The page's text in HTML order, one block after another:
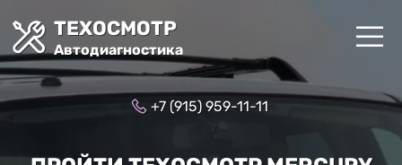
ТЕХОСМОТР
Автодиагностика
+7 (915) 959-11-11